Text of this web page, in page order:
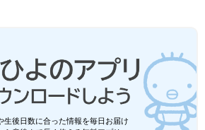
生後日数に合った情報を毎日お届け